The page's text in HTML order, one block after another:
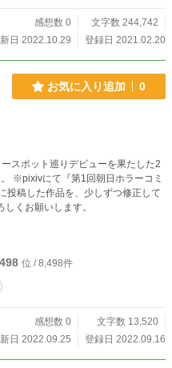
度の陽退症で病床に
未来を見通す不思議な力を持ってい
ばり、もがき、求める声のする方へ
感想数 0
文字数 244,742
日 2022.10.29
登録日 2021.02.20
お気に入り追加 0
スポット巡りデビューを果たした2
ミ
投稿した作品を、少しずつ修正して
くお願いします。
位 / 8,498件
感想数 0
文字数 13,520
日 2022.09.25
登録日 2022.09.16